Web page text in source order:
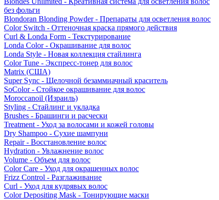
без фольги
Blondoran Blonding Powder - Препараты для осветления волос
Color Switch - Оттеночная краска прямого действия
Curl & Londa Form - Текстурирование
Londa Color - Окрашивание для волос
Londa Style - Новая коллекция стайлинга
Color Tune - Экспресс-тонер для волос
Matrix (США)
Super Sync - Щелочной безаммиачный краситель
SoColor - Стойкое окрашивание для волос
Moroccanoil (Израиль)
Styling - Стайлинг и укладка
Brushes - Брашинги и расчески
Treatment - Уход за волосами и кожей головы
Dry Shampoo - Сухие шампуни
Repair - Восстановление волос
Hydration - Увлажнение волос
Volume - Объем для волос
Color Care - Уход для окрашенных волос
Frizz Control - Разглаживание
Curl - Уход для кудрявых волос
Color Depositing Mask - Тонирующие маски